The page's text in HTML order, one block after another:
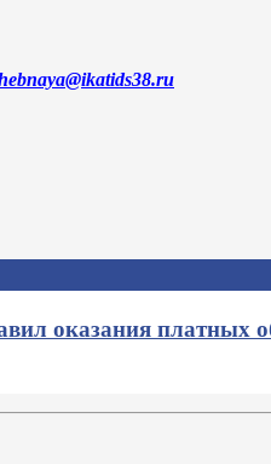
оказания платных